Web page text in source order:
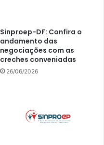
Sinproep-DF: Confira o
andamento das
negociações com as
creches conveniadas
26/06/2026